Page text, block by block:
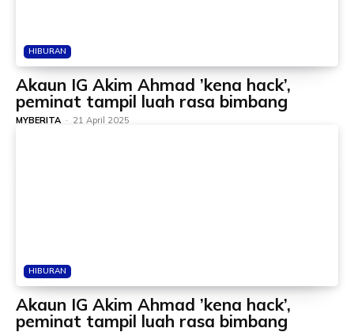
HIBURAN
Akaun IG Akim Ahmad ’kena hack’,
peminat tampil luah rasa bimbang
MYBERITA - 21 April 2025
HIBURAN
Akaun IG Akim Ahmad ’kena hack’,
peminat tampil luah rasa bimbang